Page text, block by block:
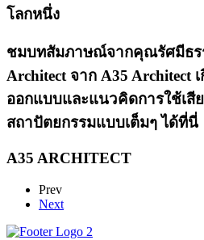
โลกหนึ่ง
ชมบทสัมภาษณ์จากคุณรัศมีธร
Architect จาก A35 Architect
ออกแบบและแนวคิดการใช้เสี
สถาปัตยกรรมแบบเต็มๆ ได้ที่นี่
A35 ARCHITECT
Prev
Next